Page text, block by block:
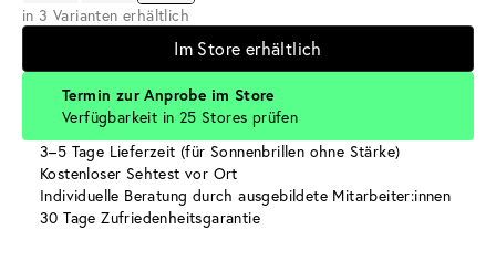
in 3 Varianten erhältlich
Im Store erhältlich
Termin zur Anprobe im Store
Verfügbarkeit in 25 Stores prüfen
3–5 Tage Lieferzeit (für Sonnenbrillen ohne Stärke)
Kostenloser Sehtest vor Ort
Individuelle Beratung durch ausgebildete Mitarbeiter:innen
30 Tage Zufriedenheitsgarantie